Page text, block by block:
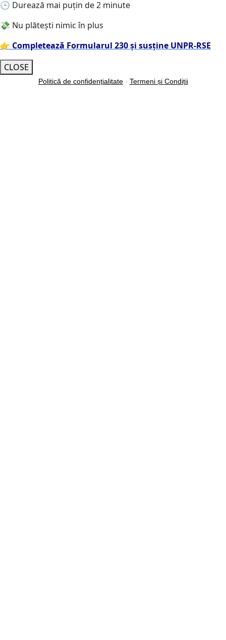
🕒 Durează mai puțin de 2 minute
💸 Nu plătești nimic în plus
👉 Completează Formularul 230 și susține UNPR-RSE
CLOSE
Politică de confidențialitate- Termeni și Condiții